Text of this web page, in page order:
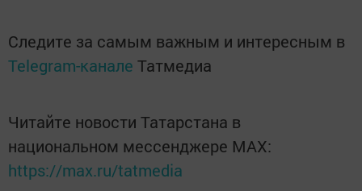
Следите за самым важным и интересным в
Telegram-канале Татмедиа
Читайте новости Татарстана в
национальном мессенджере MАХ:
https://max.ru/tatmedia